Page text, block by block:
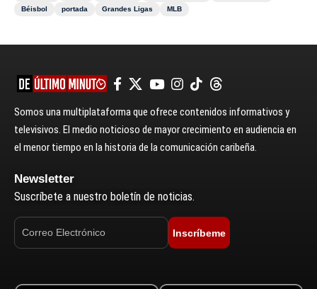
Béisbol
portada Grandes Ligas MLB
Somos una multiplataforma que ofrece contenidos informativos y
televisivos. El medio noticioso de mayor crecimiento en audiencia en
el menor tiempo en la historia de la comunicación caribeña.
Newsletter
Suscríbete a nuestro boletín de noticias.
Inscríbeme